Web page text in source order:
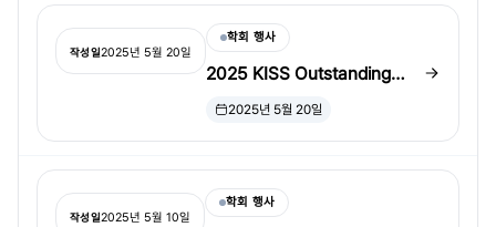
작성일2025년 5월 20일
학회 행사
2025 KISS Outstanding
Student Paper Award 발표
2025년 5월 20일
작성일2025년 5월 10일
학회 행사